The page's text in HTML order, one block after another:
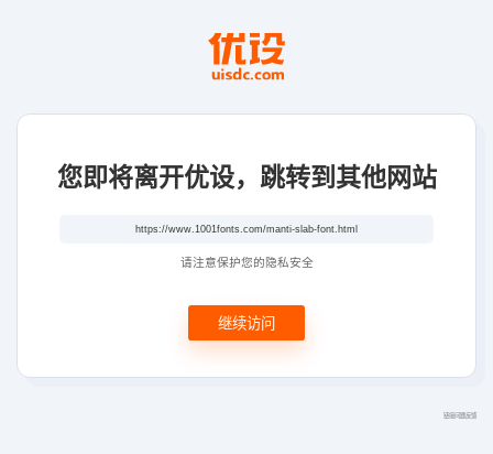
您即将离开优设，跳转到其他网站
请注意保护您的隐私安全
继续访问
链接问题反馈